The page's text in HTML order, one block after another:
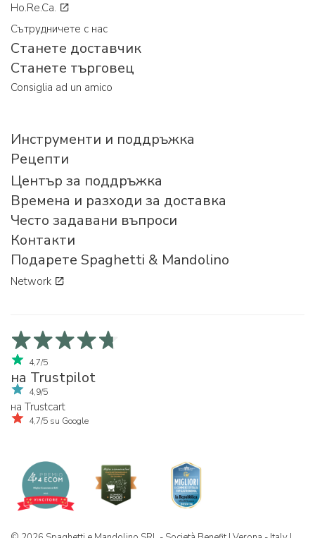
Ho.Re.Ca.
Сътрудничете с нас
Станете доставчик
Станете търговец
Consiglia ad un amico
Инструменти и поддръжка
Рецепти
Център за поддръжка
Времена и разходи за доставка
Често задавани въпроси
Контакти
Подарете Spaghetti & Mandolino
Network
4,7/5
на Trustpilot
4,9/5
на Trustcart
4,7/5 su Google